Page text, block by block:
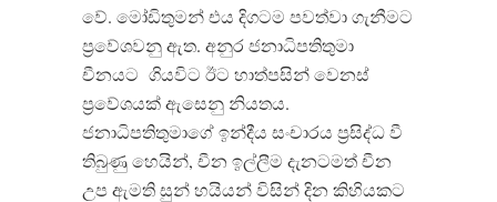
වේ. මෝඩිතුමන් එය දිගටම පවත්වා ගැනීමට
ප්‍රවේශවනු ඇත. අනුර ජනාධිපතිතුමා
චීනයට ගියවිට ඊට හාත්පසින් වෙනස්
ප්‍රවේශයක් ඇසෙනු නියතය.
ජනාධිපතිතුමාගේ ඉන්දීය සංචාරය ප්‍රසිද්ධ වී
තිබුණු හෙයින්, චීන ඉල්ලීම දැනටමත් චීන
උප ඇමති සුන් හයියන් විසින් දින කිහියකට